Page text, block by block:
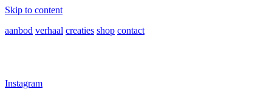
Skip to content
aanbod verhaal creaties shop contact
Instagram